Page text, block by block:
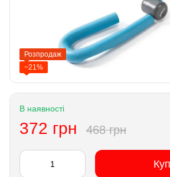
Розпродаж
−21%
В наявності
372 грн 468 грн